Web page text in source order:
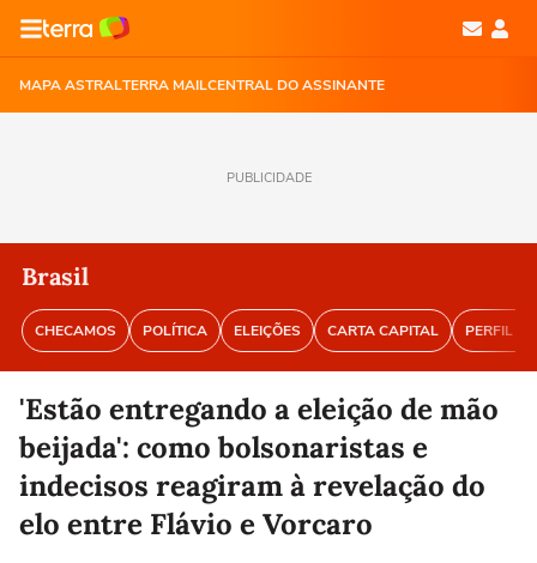
MAPA ASTRALTERRA MAILCENTRAL DO ASSINANTE
PUBLICIDADE
Brasil
CHECAMOS POLÍTICA ELEIÇÕES CARTA CAPITAL PERFIL
'Estão entregando a eleição de mão
beijada': como bolsonaristas e
indecisos reagiram à revelação do
elo entre Flávio e Vorcaro